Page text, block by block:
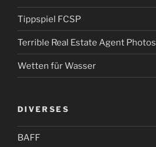
Tippspiel FCSP
Terrible Real Estate Agent Photos
Wetten für Wasser
DIVERSES
BAFF